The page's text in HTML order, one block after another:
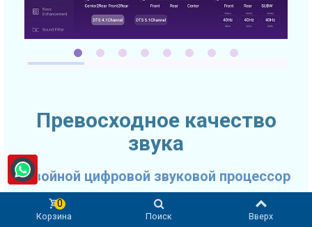
Превосходное качество
звука
Двойной цифровой звуковой процессор
Качество звука очень часто выходит на первое место при
выборе автомобильного головного устройства. SMARTY
Корзина
0
Поиск Вверх